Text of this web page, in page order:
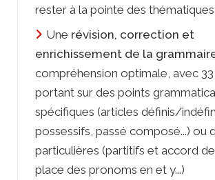
rester à la pointe des
Une révision, correction et
enrichissement de la
compréhension optimale, avec
portant sur des points
spécifiques (articles définis/
possessifs, passé composé...) ou
particulières (partitifs et accord
place des pronoms en et y...)